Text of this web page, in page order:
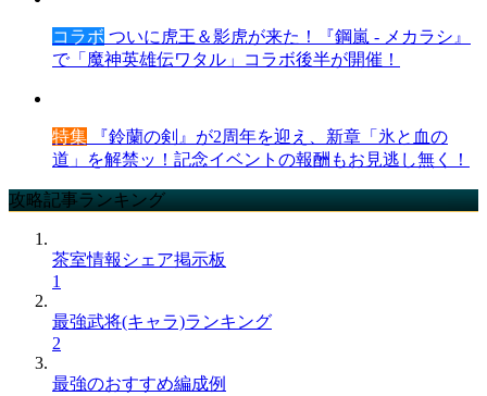
コラボ ついに虎王＆影虎が来た！『鋼嵐 - メカラシ』
で「魔神英雄伝ワタル」コラボ後半が開催！
特集 『鈴蘭の剣』が2周年を迎え、新章「氷と血の
道」を解禁ッ！記念イベントの報酬もお見逃し無く！
攻略記事ランキング
茶室情報シェア掲示板
1
最強武将(キャラ)ランキング
2
最強のおすすめ編成例